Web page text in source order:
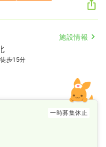
施設情報
歩15分
一時募集休止